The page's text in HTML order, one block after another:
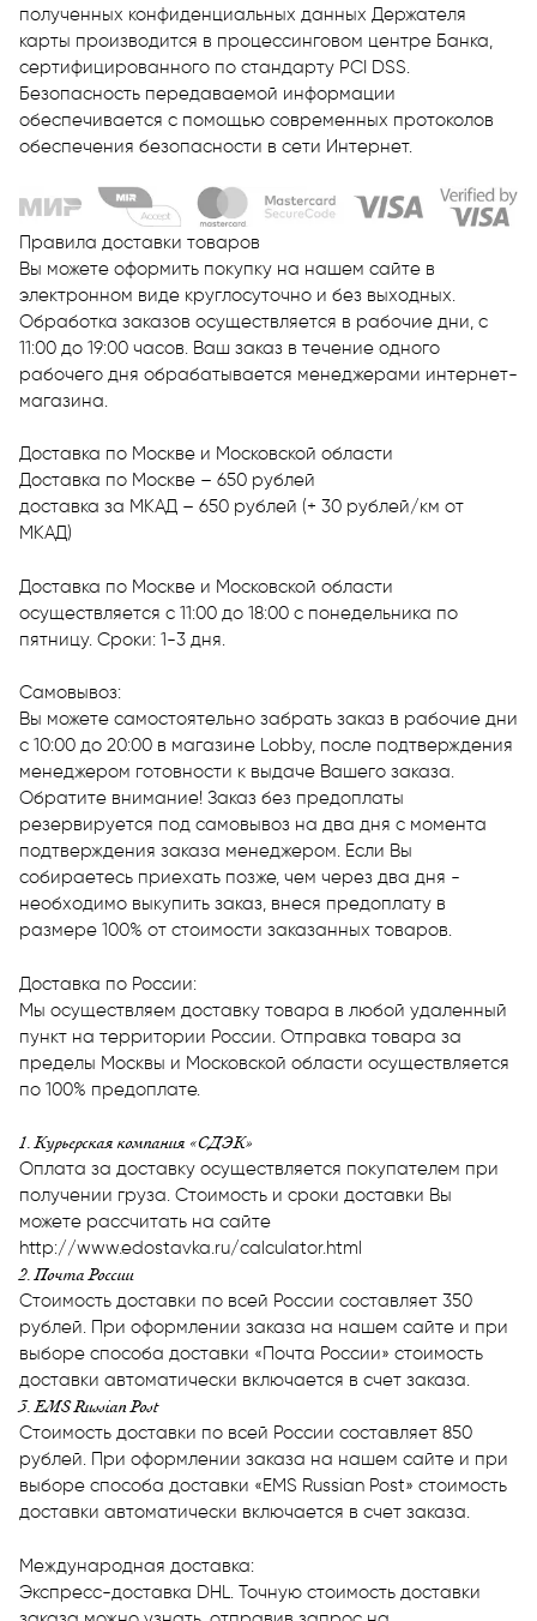
полученных конфиденциальных данных Держателя
карты производится в процессинговом центре Банка,
сертифицированного по стандарту PCI DSS.
Безопасность передаваемой информации
обеспечивается с помощью современных протоколов
обеспечения безопасности в сети Интернет.
Правила доставки товаров
Вы можете оформить покупку на нашем сайте в
электронном виде круглосуточно и без выходных.
Обработка заказов осуществляется в рабочие дни, с
11:00 до 19:00 часов. Ваш заказ в течение одного
рабочего дня обрабатывается менеджерами интернет-
магазина.
Доставка по Москве и Московской области
Доставка по Москве – 650 рублей
доставка за МКАД – 650 рублей (+ 30 рублей/км от
МКАД)
Доставка по Москве и Московской области
осуществляется c 11:00 до 18:00 с понедельника по
пятницу. Сроки: 1-3 дня.
Самовывоз:
Вы можете самостоятельно забрать заказ в рабочие дни
с 10:00 до 20:00 в магазине Lobby, после подтверждения
менеджером готовности к выдаче Вашего заказа.
Обратите внимание! Заказ без предоплаты
резервируется под самовывоз на два дня с момента
подтверждения заказа менеджером. Если Вы
собираетесь приехать позже, чем через два дня -
необходимо выкупить заказ, внеся предоплату в
размере 100% от стоимости заказанных товаров.
Доставка по России:
Мы осуществляем доставку товара в любой удаленный
пункт на территории России. Отправка товара за
пределы Москвы и Московской области осуществляется
по 100% предоплате.
1. Курьерская компания «СДЭК»
Оплата за доставку осуществляется покупателем при
получении груза. Стоимость и сроки доставки Вы
можете рассчитать на сайте
http://www.edostavka.ru/calculator.html
2. Почта России
Стоимость доставки по всей России составляет 350
рублей. При оформлении заказа на нашем сайте и при
выборе способа доставки «Почта России» стоимость
доставки автоматически включается в счет заказа.
3. EMS Russian Post
Стоимость доставки по всей России составляет 850
рублей. При оформлении заказа на нашем сайте и при
выборе способа доставки «EMS Russian Post» стоимость
доставки автоматически включается в счет заказа.
Международная доставка:
Экспресс-доставка DHL. Точную стоимость доставки